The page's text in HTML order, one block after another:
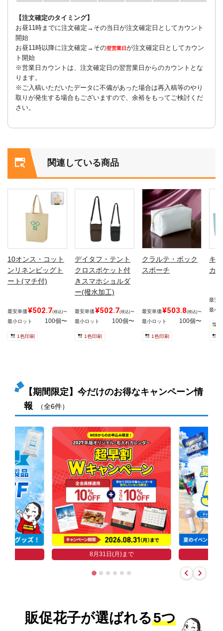
【注文確定のタイミング】
お昼11時までに注文確定→その当日が注文確定日としてカウント
開始
お昼11時以降に注文確定→その翌営業日が注文確定日としてカウン
ト開始
※営業日カウントは、注文確定日の翌営業日からのカウントとな
ります。
※ご入稿いただいたデータに不備があった場合は再入稿等のやり
取りが発生する場合もございますので、余裕をもってご検討くだ
さい。
関連している商品
10オンス・コット
ンリネンビッグト
ート(マチ付)
最安単価¥502.7(税込)〜
最小ロット 100個〜
1色印刷
デイタフ・テント
クロスポケット付
きスマホショルダ
ー(撥水加工)
最安単価¥502.7(税込)〜
最小ロット 100個〜
1色印刷
クラルテ・ボック
スポーチ
最安単価¥503.8(税込)〜
最小ロット 100個〜
1色印刷
キ
カ
最安
最小
【期間限定】今だけのお得なキャンペーン情
報
（全6件）
8月31日(月)まで
販促花子が選ばれる5つ